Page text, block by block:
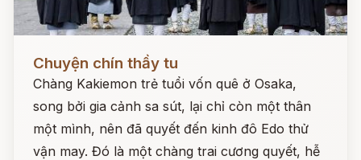
Chuyện chín thầy tu
Chàng Kakiemon trẻ tuổi vốn quê ở Osaka,
song bởi gia cảnh sa sút, lại chỉ còn một thân
một mình, nên đã quyết đến kinh đô Edo thử
vận may. Đó là một chàng trai cương quyết, hễ